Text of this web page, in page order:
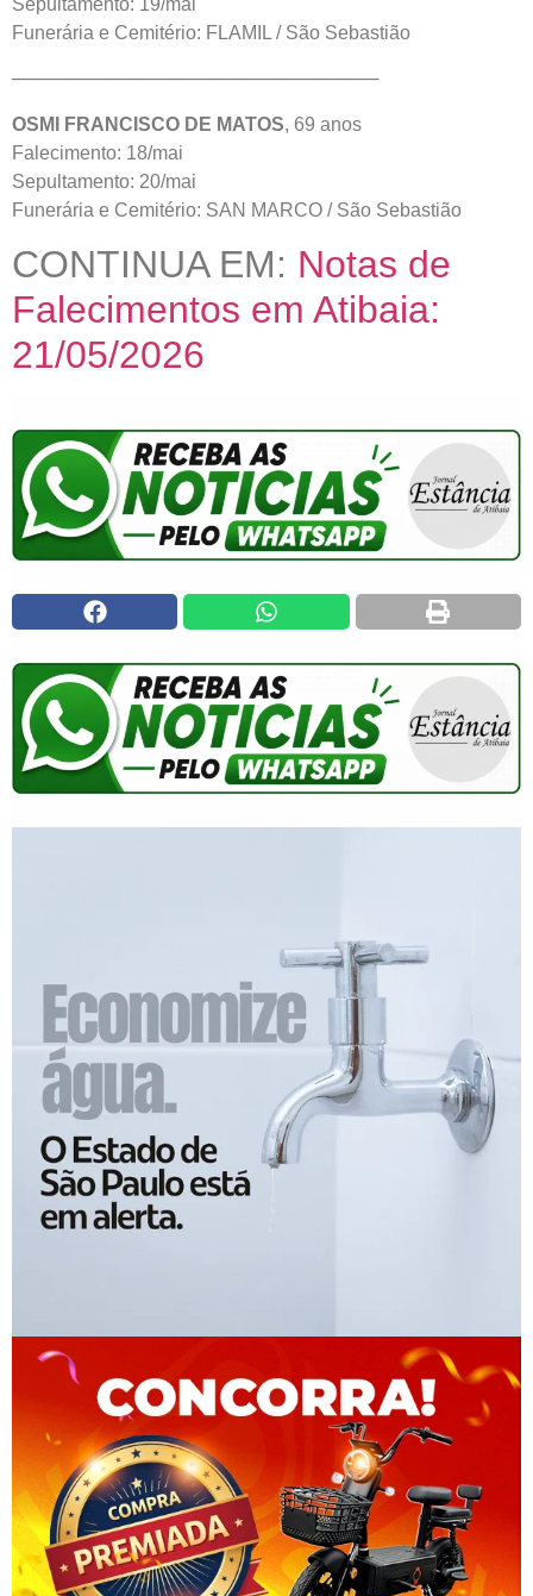
Sepultamento: 19/mai
Funerária e Cemitério: FLAMIL / São Sebastião
────────────────────────────
OSMI FRANCISCO DE MATOS, 69 anos
Falecimento: 18/mai
Sepultamento: 20/mai
Funerária e Cemitério: SAN MARCO / São Sebastião
CONTINUA EM: Notas de
Falecimentos em Atibaia:
21/05/2026